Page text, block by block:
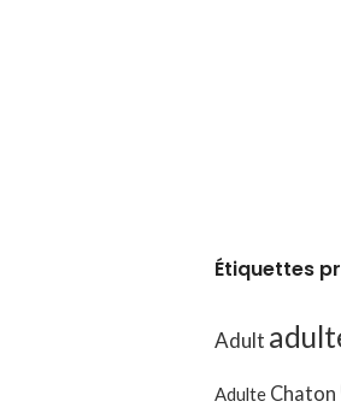
Étiquettes
Adult
Adulte Chaton